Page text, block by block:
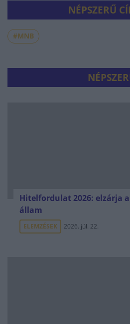
NÉPSZERŰ
#MNB
Hitelfordulat 2026: elzárja
állam
ELEMZÉSEK 2026. júl. 22.